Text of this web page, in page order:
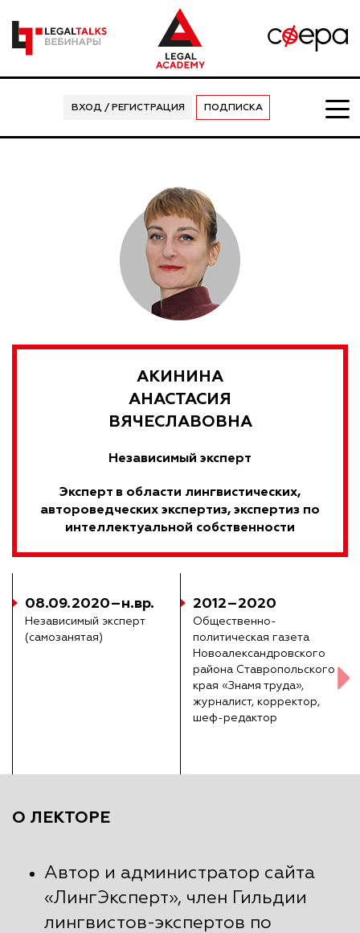
ВХОД / РЕГИСТРАЦИЯ ПОДПИСКА
АКИНИНА
АНАСТАСИЯ
ВЯЧЕСЛАВОВНА
Независимый эксперт
Эксперт в области лингвистических,
автороведческих экспертиз, экспертиз по
интеллектуальной собственности
08.09.2020–н.вр.
Независимый эксперт
(самозанятая)
2012–2020
Общественно-
политическая газета
Новоалександровского
района Ставропольского
края «Знамя труда»,
журналист, корректор,
шеф-редактор
О ЛЕКТОРЕ
Автор и администратор сайта
«ЛингЭксперт», член Гильдии
лингвистов-экспертов по